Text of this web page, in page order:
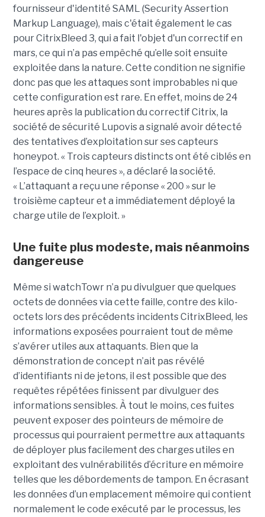
fournisseur d'identité SAML (Security Assertion
Markup Language), mais c'était également le cas
pour CitrixBleed 3, qui a fait l'objet d'un correctif en
mars, ce qui n’a pas empêché qu’elle soit ensuite
exploitée dans la nature. Cette condition ne signifie
donc pas que les attaques sont improbables ni que
cette configuration est rare. En effet, moins de 24
heures après la publication du correctif Citrix, la
société de sécurité Lupovis a signalé avoir détecté
des tentatives d’exploitation sur ses capteurs
honeypot. « Trois capteurs distincts ont été ciblés en
l’espace de cinq heures », a déclaré la société.
« L’attaquant a reçu une réponse « 200 » sur le
troisième capteur et a immédiatement déployé la
charge utile de l’exploit. »
Une fuite plus modeste, mais néanmoins
dangereuse
Même si watchTowr n’a pu divulguer que quelques
octets de données via cette faille, contre des kilo-
octets lors des précédents incidents CitrixBleed, les
informations exposées pourraient tout de même
s’avérer utiles aux attaquants. Bien que la
démonstration de concept n’ait pas révélé
d’identifiants ni de jetons, il est possible que des
requêtes répétées finissent par divulguer des
informations sensibles. À tout le moins, ces fuites
peuvent exposer des pointeurs de mémoire de
processus qui pourraient permettre aux attaquants
de déployer plus facilement des charges utiles en
exploitant des vulnérabilités d’écriture en mémoire
telles que les débordements de tampon. En écrasant
les données d’un emplacement mémoire qui contient
normalement le code exécuté par le processus, les